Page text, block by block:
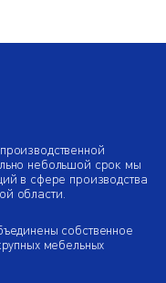
небольшой срок мы
в сфере производства
области.
собственное
мебельных